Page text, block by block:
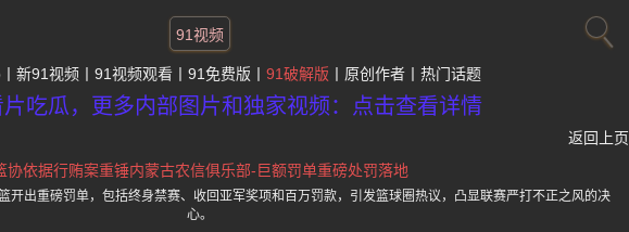
91视频
新91视频 91视频观看 91免费版 91破解版 原创作者 热门话题
吃瓜，更多内部图片和独家视频：点击查看详情
返回上页
协依据行贿案重锤内蒙古农信俱乐部-巨额罚单重磅处罚落地
开出重磅罚单，包括终身禁赛、收回亚军奖项和百万罚款，引发篮球圈热议，凸显联赛严打不正之风的决
心。